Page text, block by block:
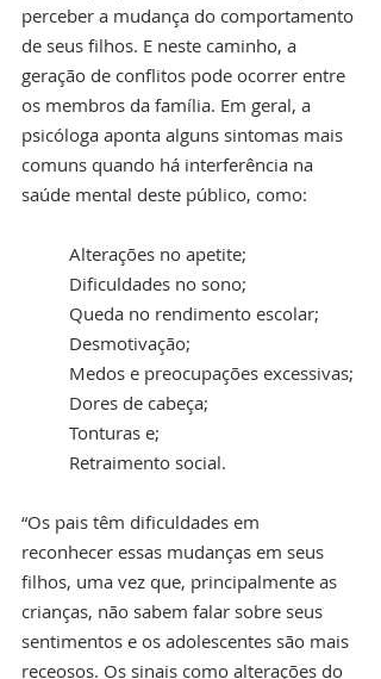
perceber a mudança do comportamento
de seus filhos. E neste caminho, a
geração de conflitos pode ocorrer entre
os membros da família. Em geral, a
psicóloga aponta alguns sintomas mais
comuns quando há interferência na
saúde mental deste público, como:
Alterações no apetite;
Dificuldades no sono;
Queda no rendimento escolar;
Desmotivação;
Medos e preocupações excessivas;
Dores de cabeça;
Tonturas e;
Retraimento social.
“Os pais têm dificuldades em
reconhecer essas mudanças em seus
filhos, uma vez que, principalmente as
crianças, não sabem falar sobre seus
sentimentos e os adolescentes são mais
receosos. Os sinais como alterações do